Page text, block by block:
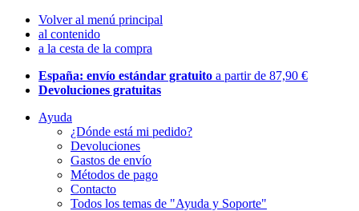
Volver al menú principal
al contenido
a la cesta de la compra
España: envío estándar gratuito a partir de 87,90 €
Devoluciones gratuitas
Ayuda
¿Dónde está mi pedido?
Devoluciones
Gastos de envío
Métodos de pago
Contacto
Todos los temas de "Ayuda y Soporte"